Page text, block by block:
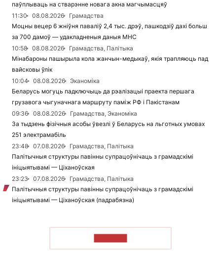
паўплываць на стварэнне новага акна магчымасцяў
11:30
08.08.2026
Грамадства
Моцны вецер 6 жніўня паваліў 2,4 тыс. дрэў, пашкодзіў дахі больш
за 700 дамоў — удакладненыя даныя МНС
10:58
08.08.2026
Грамадства, Палітыка
Мінабароны пашырыла кола жанчын-медыкаў, якія трапляюць пад
вайсковы ўлік
10:04
08.08.2026
Эканоміка
Беларусь могуць падключыць да рэалізацыі праекта першага
грузавога чыгуначнага маршруту паміж РФ і Пакістанам
09:36
08.08.2026
Грамадства, Эканоміка
За тыдзень фізічныя асобы ўвезлі ў Беларусь на льготных умовах
251 электрамабіль
23:48
07.08.2026
Грамадства, Палітыка
Палітычныя структуры павінны супрацоўнічаць з грамадскімі
ініцыятывамі — Ціханоўская
23:23
07.08.2026
Грамадства, Палітыка
Палітычныя структуры павінны супрацоўнічаць з грамадскімі
ініцыятывамі — Ціханоўская (падрабязна)